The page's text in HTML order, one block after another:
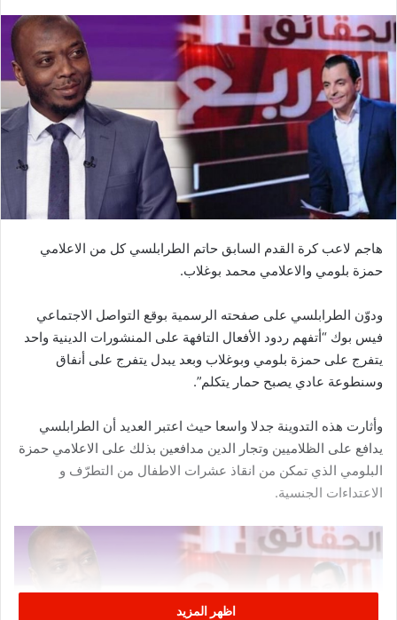
هاجم لاعب كرة القدم السابق حاتم الطرابلسي كل من الاعلامي
حمزة بلومي والاعلامي محمد بوغلاب.
ودوّن الطرابلسي على صفحته الرسمية بوقع التواصل الاجتماعي
فيس بوك “أتفهم ردود الأفعال التافهة على المنشورات الدينية واحد
يتفرج على حمزة بلومي وبوغلاب وبعد يبدل يتفرج على أنفاق
وسنطوعة عادي يصبح حمار يتكلم”.
وأثارت هذه التدوينة جدلا واسعا حيث اعتبر العديد أن الطرابلسي
يدافع على الظلاميين وتجار الدين مدافعين بذلك على الاعلامي حمزة
البلومي الذي تمكن من انقاذ عشرات الاطفال من التطرّف و
الاعتداءات الجنسية.
اظهر المزيد